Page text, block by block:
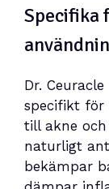
Specifika
Dr.
specifikt för
till akne
naturligt
bekämpar